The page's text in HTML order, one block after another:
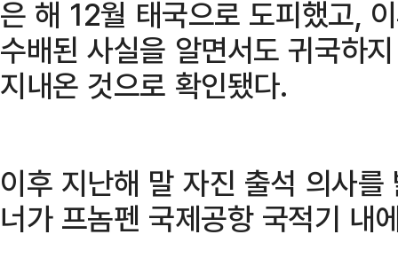
은 해 12월 태국으로 도피했고,
수배된 사실을 알면서도 귀국하
지내온 것으로 확인됐다.
이후 지난해 말 자진 출석 의사
너가 프놈펜 국제공항 국적기 내